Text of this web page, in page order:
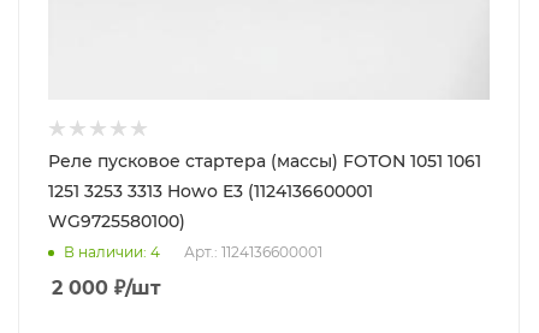
Реле пусковое стартера (массы) FOTON 1051 1061
1251 3253 3313 Howo E3 (1124136600001
WG9725580100)
В наличии: 4 Арт.: 1124136600001
2 000 ₽/шт